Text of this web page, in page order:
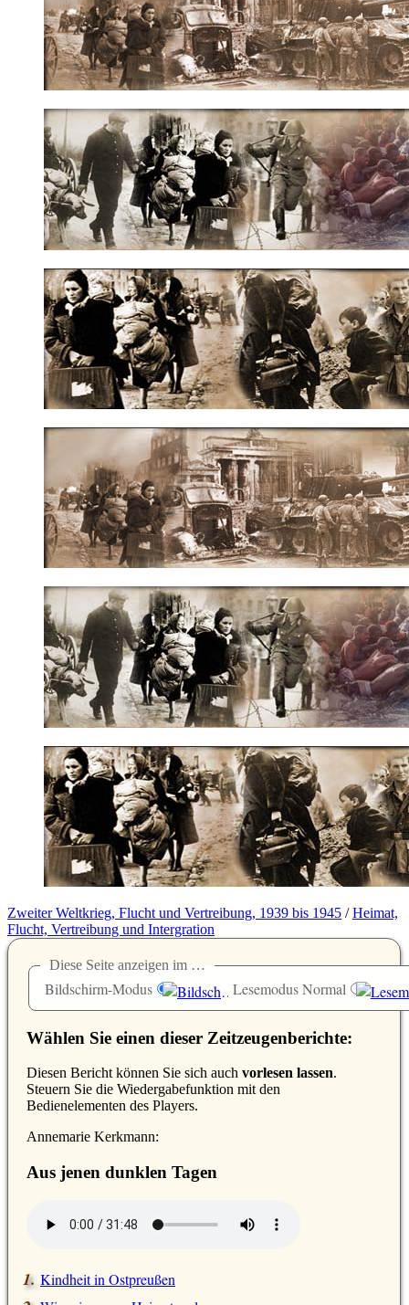
Zweiter Weltkrieg, Flucht und Vertreibung, 1939 bis 1945 /Heimat,
Flucht, Vertreibung und Intergration
Diese Seite anzeigen im …
Bildschirm-Modus Lesemodus Normal
Wählen Sie einen dieser Zeitzeugenberichte:
Diesen Bericht können Sie sich auch vorlesen lassen.
Steuern Sie die Wiedergabefunktion mit den
Bedienelementen des Players.
Annemarie Kerkmann:
Aus jenen dunklen Tagen
Kindheit in Ostpreußen